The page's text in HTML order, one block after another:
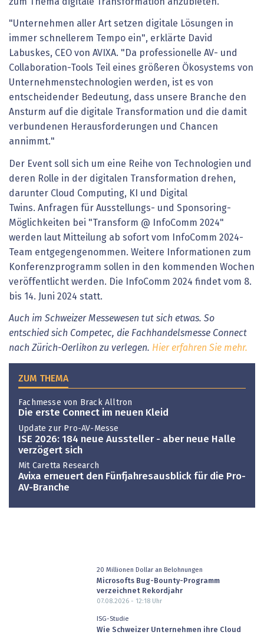
"Unternehmen aller Art setzen digitale Lösungen in
immer schnellerem Tempo ein", erklärte David
Labuskes, CEO von AVIXA. "Da professionelle AV- und
Collaboration-Tools Teil eines größeren Ökosystems von
Unternehmenstechnologien werden, ist es von
entscheidender Bedeutung, dass unsere Branche den
Ansturm auf die digitale Transformation und die damit
verbundenen Herausforderungen und Chancen
annimmt."
Der Event soll sich um eine Reihe von Technologien und
deren Rolle in der digitalen Transformation drehen,
darunter Cloud Computing, KI und Digital
Twins. Anfragen für Ausstellungs- und Sponsoring-
Möglichkeiten bei "Transform @ InfoComm 2024"
werden laut Mitteilung ab sofort vom InfoComm 2024-
Team entgegengenommen. Weitere Informationen zum
Konferenzprogramm sollen in den kommenden Wochen
veröffentlicht werden. Die InfoComm 2024 findet vom 8.
bis 14. Juni 2024 statt.
Auch im Schweizer Messewesen tut sich etwas. So
entschied sich Competec, die Fachhandelsmesse Connect
nach Zürich-Oerlikon zu verlegen. Hier erfahren Sie mehr.
ZUM THEMA
Fachmesse von Brack Alltron
Die erste Connect im neuen Kleid
Update zur Pro-AV-Messe
ISE 2026: 184 neue Aussteller - aber neue Halle
verzögert sich
Mit Caretta Research
Avixa erneuert den Fünfjahresausblick für die Pro-
AV-Branche
20 Millionen Dollar an Belohnungen
Microsofts Bug-Bounty-Programm
verzeichnet Rekordjahr
07.08.2026 - 12:18Uhr
ISG-Studie
Wie Schweizer Unternehmen ihre Cloud